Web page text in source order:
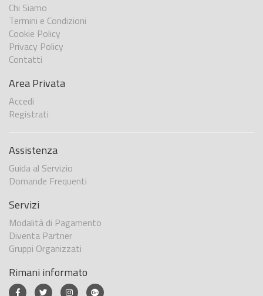
Chi Siamo
Termini e Condizioni
Cookie Policy
Privacy Policy
Contatti
Area Privata
Accedi
Registrati
Assistenza
Guida al Servizio
Domande Frequenti
Servizi
Modalità di Pagamento
Diventa Partner
Gruppi Organizzati
Rimani informato